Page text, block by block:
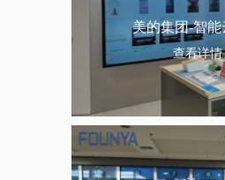
美的集团-智能
查看详情